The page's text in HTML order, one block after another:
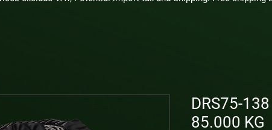
DRS75-
85.000 KG